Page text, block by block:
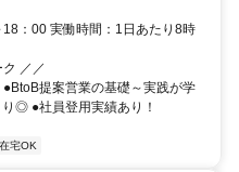
：00 実働時間：1日あたり8時
／／
提案営業の基礎～実践が学
◎ ●社員登用実績あり！
在宅OK